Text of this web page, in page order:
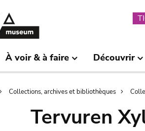
À voir & à faire Découvrir
Collections, archives et bibliothèques
Tervuren